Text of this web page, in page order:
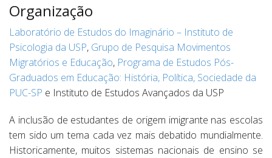
Organização
Laboratório de Estudos do Imaginário – Instituto de
Psicologia da USP, Grupo de Pesquisa Movimentos
Migratórios e Educação, Programa de Estudos Pós-
Graduados em Educação: História, Política, Sociedade da
PUC-SP e Instituto de Estudos Avançados da USP
A inclusão de estudantes de origem imigrante nas escolas
tem sido um tema cada vez mais debatido mundialmente.
Historicamente, muitos sistemas nacionais de ensino se